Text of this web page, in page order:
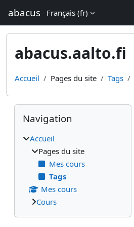
abacus Français ‎(fr)‎
abacus.aalto.fi
Accueil Pages du site Tags
Blocs
Passer Navigation
Navigation
Accueil
Pages du site
Mes cours
Tags
Mes cours
Cours